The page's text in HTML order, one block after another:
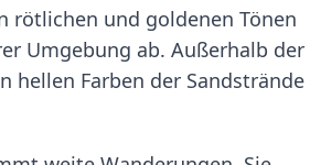
rötlichen und goldenen Tönen
Umgebung ab. Außerhalb der
hellen Farben der